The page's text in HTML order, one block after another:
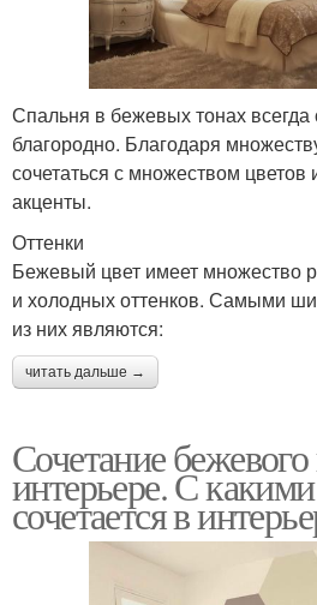
Спальня в бежевых тонах всегда
благородно. Благодаря
сочетаться с множеством цветов
акценты.
Оттенки
Бежевый цвет имеет множество
и холодных оттенков. Самыми
из них являются:
читать дальше →
Сочетание бежевого
интерьере. С
сочетается в